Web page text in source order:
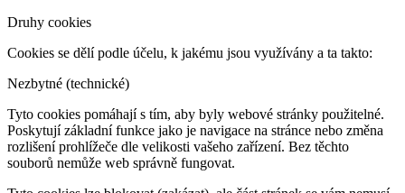
Druhy cookies
Cookies se dělí podle účelu, k jakému jsou využívány a ta takto:
Nezbytné (technické)
Tyto cookies pomáhají s tím, aby byly webové stránky použitelné.
Poskytují základní funkce jako je navigace na stránce nebo změna
rozlišení prohlížeče dle velikosti vašeho zařízení. Bez těchto
souborů nemůže web správně fungovat.